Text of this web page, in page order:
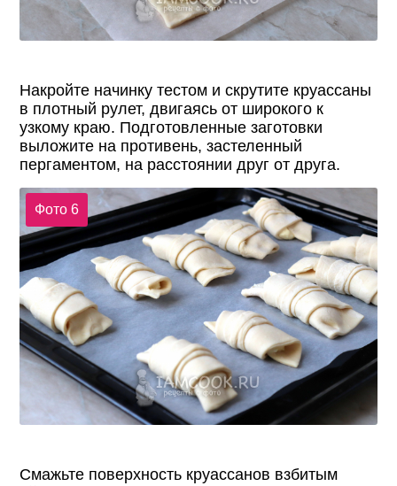
Накройте начинку тестом и скрутите круассаны
в плотный рулет, двигаясь от широкого к
узкому краю. Подготовленные заготовки
выложите на противень, застеленный
пергаментом, на расстоянии друг от друга.
Фото 6
Смажьте поверхность круассанов взбитым